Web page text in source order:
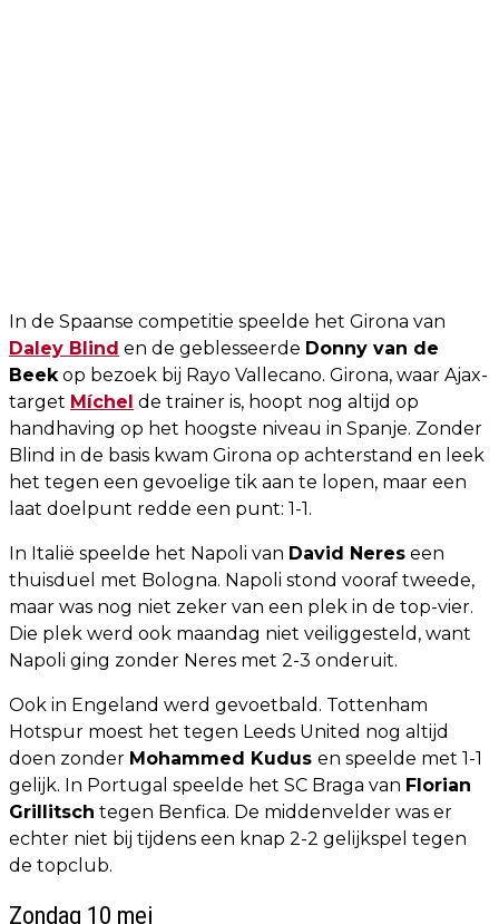
In de Spaanse competitie speelde het Girona van
Daley Blind en de geblesseerde Donny van de
Beek op bezoek bij Rayo Vallecano. Girona, waar Ajax-
target Míchel de trainer is, hoopt nog altijd op
handhaving op het hoogste niveau in Spanje. Zonder
Blind in de basis kwam Girona op achterstand en leek
het tegen een gevoelige tik aan te lopen, maar een
laat doelpunt redde een punt: 1-1.
In Italië speelde het Napoli van David Neres een
thuisduel met Bologna. Napoli stond vooraf tweede,
maar was nog niet zeker van een plek in de top-vier.
Die plek werd ook maandag niet veiliggesteld, want
Napoli ging zonder Neres met 2-3 onderuit.
Ook in Engeland werd gevoetbald. Tottenham
Hotspur moest het tegen Leeds United nog altijd
doen zonder Mohammed Kudus en speelde met 1-1
gelijk. In Portugal speelde het SC Braga van Florian
Grillitsch tegen Benfica. De middenvelder was er
echter niet bij tijdens een knap 2-2 gelijkspel tegen
de topclub.
Zondag 10 mei